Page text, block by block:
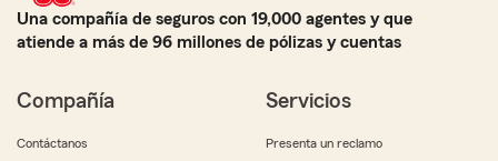
Una compañía de seguros con 19,000 agentes y que
atiende a más de 96 millones de pólizas y cuentas
Compañía
Contáctanos
Servicios
Presenta un reclamo